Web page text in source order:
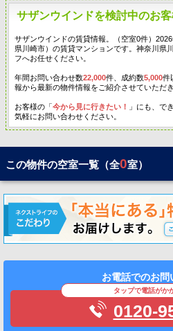
サザンウインドを検討中のお
サザンウインドの賃貸情報。（空室0件）
県川崎市）の賃貸マンションです。神奈川県
フへお任せください。
年間お問い合わせ数22,000件、成約数5,000件
報から最新の物件情報をご紹介させていただき
お客様の「今から見に行きたい！
」にも、で
気軽にお問い合わせください。
この物件の空室一覧（全0室）
お電話でのお問
タップで電話がか
0120-